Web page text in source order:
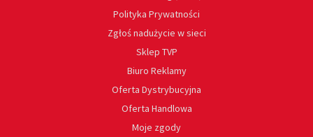
Polityka Prywatności
Zgłoś nadużycie w sieci
Sklep TVP
Biuro Reklamy
Oferta Dystrybucyjna
Oferta Handlowa
Moje zgody